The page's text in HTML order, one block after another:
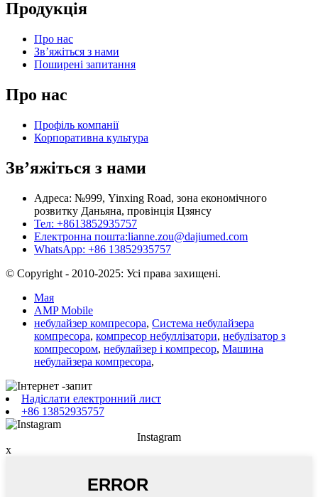
Продукція
Про нас
Зв’яжіться з нами
Поширені запитання
Про нас
Профіль компанії
Корпоративна культура
Зв’яжіться з нами
Адреса: №999, Yinxing Road, зона економічного
розвитку Даньяна, провінція Цзянсу
Тел: +8613852935757
Електронна пошта:lianne.zou@dajiumed.com
WhatsApp: +86 13852935757
© Copyright - 2010-2025: Усі права захищені.
Мая
AMP Mobile
небулайзер компресора, Система небулайзера
компресора, компресор небуллізатори, небулізатор з
компресором, небулайзер і компресор, Машина
небулайзера компресора,
Надіслати електронний лист
+86 13852935757
Instagram
x